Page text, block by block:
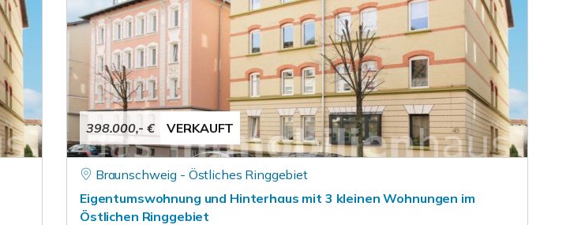
398.000,- € VERKAUFT
Braunschweig - Östliches Ringgebiet
Eigentumswohnung und Hinterhaus mit 3 kleinen Wohnungen im
Östlichen Ringgebiet